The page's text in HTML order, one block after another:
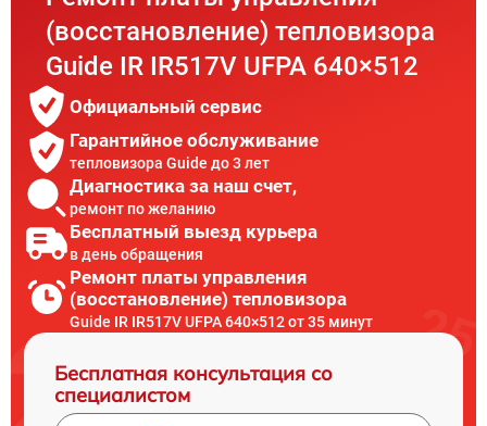
(восстановление) тепловизора
Guide IR IR517V UFPA 640×512
Официальный сервис
Гарантийное обслуживание
тепловизора Guide до 3 лет
Диагностика за наш счет,
ремонт по желанию
Бесплатный выезд курьера
в день обращения
Ремонт платы управления
(восстановление) тепловизора
Guide IR IR517V UFPA 640×512 от 35 минут
Бесплатная консультация со
специалистом